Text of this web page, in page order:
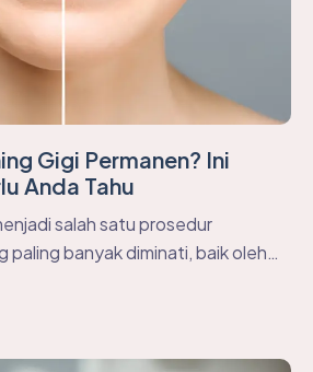
Gigi Permanen? Ini
Anda Tahu
salah satu prosedur
paling banyak diminati, baik oleh…